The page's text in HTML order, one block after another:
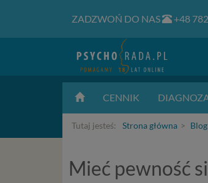
ZADZWOŃ DO NAS +48
CENNIK
Tutaj jesteś: Strona główna Blog
Mieć pewność